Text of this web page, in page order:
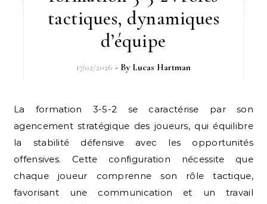
tactiques, dynamiques
d’équipe
17/02/2026 - By Lucas Hartman
La formation 3-5-2 se caractérise par son
agencement stratégique des joueurs, qui équilibre
la stabilité défensive avec les opportunités
offensives. Cette configuration nécessite que
chaque joueur comprenne son rôle tactique,
favorisant une communication et un travail